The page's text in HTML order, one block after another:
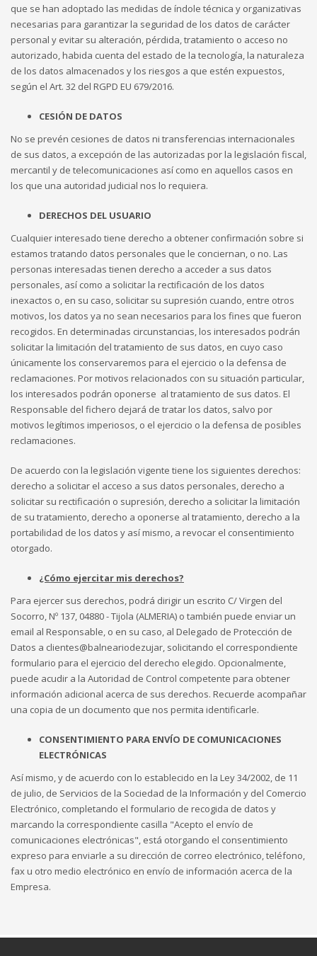
que se han adoptado las medidas de índole técnica y organizativas
necesarias para garantizar la seguridad de los datos de carácter
personal y evitar su alteración, pérdida, tratamiento o acceso no
autorizado, habida cuenta del estado de la tecnología, la naturaleza
de los datos almacenados y los riesgos a que estén expuestos,
según el Art. 32 del RGPD EU 679/2016.
CESIÓN DE DATOS
No se prevén cesiones de datos ni transferencias internacionales
de sus datos, a excepción de las autorizadas por la legislación fiscal,
mercantil y de telecomunicaciones así como en aquellos casos en
los que una autoridad judicial nos lo requiera.
DERECHOS DEL USUARIO
Cualquier interesado tiene derecho a obtener confirmación sobre si
estamos tratando datos personales que le conciernan, o no. Las
personas interesadas tienen derecho a acceder a sus datos
personales, así como a solicitar la rectificación de los datos
inexactos o, en su caso, solicitar su supresión cuando, entre otros
motivos, los datos ya no sean necesarios para los fines que fueron
recogidos. En determinadas circunstancias, los interesados podrán
solicitar la limitación del tratamiento de sus datos, en cuyo caso
únicamente los conservaremos para el ejercicio o la defensa de
reclamaciones. Por motivos relacionados con su situación particular,
los interesados podrán oponerse al tratamiento de sus datos. El
Responsable del fichero dejará de tratar los datos, salvo por
motivos legítimos imperiosos, o el ejercicio o la defensa de posibles
reclamaciones.
De acuerdo con la legislación vigente tiene los siguientes derechos:
derecho a solicitar el acceso a sus datos personales, derecho a
solicitar su rectificación o supresión, derecho a solicitar la limitación
de su tratamiento, derecho a oponerse al tratamiento, derecho a la
portabilidad de los datos y así mismo, a revocar el consentimiento
otorgado.
¿Cómo ejercitar mis derechos?
Para ejercer sus derechos, podrá dirigir un escrito C/ Virgen del
Socorro, Nº 137, 04880 - Tijola (ALMERIA) o también puede enviar un
email al Responsable, o en su caso, al Delegado de Protección de
Datos a clientes@balneariodezujar, solicitando el correspondiente
formulario para el ejercicio del derecho elegido. Opcionalmente,
puede acudir a la Autoridad de Control competente para obtener
información adicional acerca de sus derechos. Recuerde acompañar
una copia de un documento que nos permita identificarle.
CONSENTIMIENTO PARA ENVÍO DE COMUNICACIONES
ELECTRÓNICAS
Así mismo, y de acuerdo con lo establecido en la Ley 34/2002, de 11
de julio, de Servicios de la Sociedad de la Información y del Comercio
Electrónico, completando el formulario de recogida de datos y
marcando la correspondiente casilla "Acepto el envío de
comunicaciones electrónicas", está otorgando el consentimiento
expreso para enviarle a su dirección de correo electrónico, teléfono,
fax u otro medio electrónico en envío de información acerca de la
Empresa.